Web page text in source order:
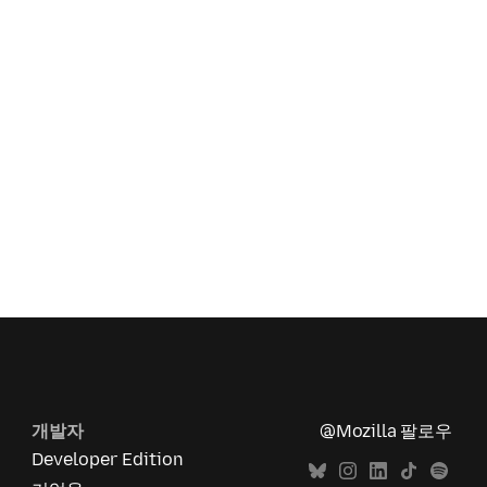
개발자
Developer Edition
@Mozilla 팔로우